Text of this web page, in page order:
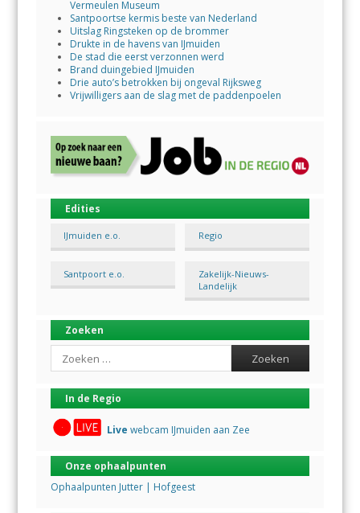
Vermeulen Museum
Santpoortse kermis beste van Nederland
Uitslag Ringsteken op de brommer
Drukte in de havens van IJmuiden
De stad die eerst verzonnen werd
Brand duingebied IJmuiden
Drie auto’s betrokken bij ongeval Rijksweg
Vrijwilligers aan de slag met de paddenpoelen
Edities
IJmuiden e.o. Regio
Santpoort e.o.
Zakelijk-Nieuws-
Landelijk
Zoeken
Search
In de Regio
Live webcam IJmuiden aan Zee
Onze ophaalpunten
Ophaalpunten Jutter | Hofgeest